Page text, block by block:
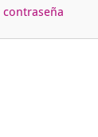
contraseña